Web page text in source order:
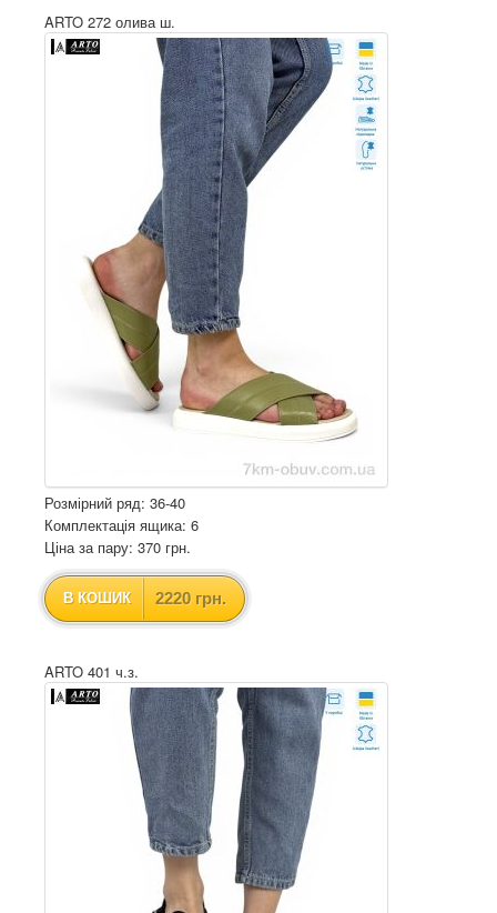
ARTO 272 олива ш.
Розмірний ряд: 36-40
Комплектація ящика: 6
Ціна за пару: 370 грн.
В КОШИК 2220 грн.
ARTO 401 ч.з.